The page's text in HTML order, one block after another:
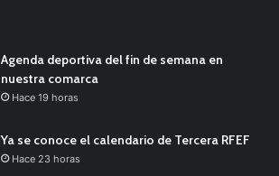
Agenda deportiva del fin de semana en
nuestra comarca
Hace 19 horas
Ya se conoce el calendario de Tercera RFEF
Hace 23 horas